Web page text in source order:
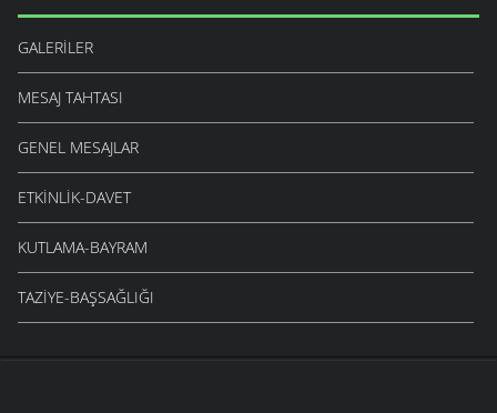
GALERILER
MESAJ TAHTASI
GENEL MESAJLAR
ETKINLIK-DAVET
KUTLAMA-BAYRAM
TAZIYE-BAŞSAĞLIĞI